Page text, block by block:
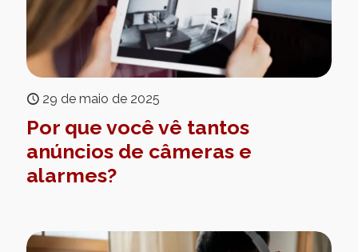
29 de maio de 2025
Por que você vê tantos
anúncios de câmeras e
alarmes?